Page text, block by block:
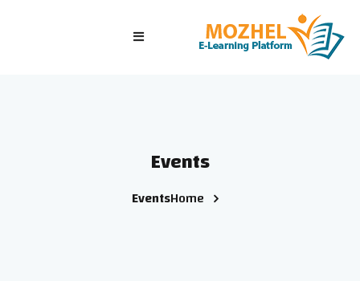
الدخول/ تسجيل جديد
Events
Home
Events